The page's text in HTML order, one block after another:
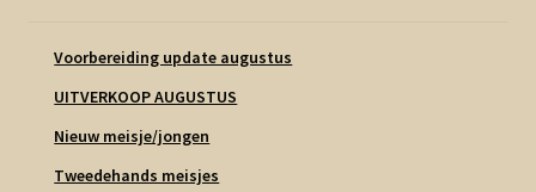
Voorbereiding update augustus
UITVERKOOP AUGUSTUS
Nieuw meisje/jongen
Tweedehands meisjes